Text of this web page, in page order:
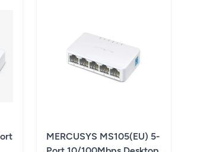
MERCUSYS MS105(EU) 5-